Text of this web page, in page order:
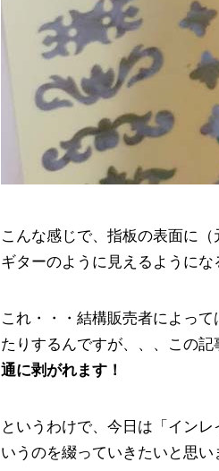
こんな感じで、指板の表面に
ギターのように見えるようにな
これ・・・結構販売者によっ
たりするんですが、、、この記
通に剥がれます！
というわけで、今日は「イン
いうのを綴っていきたいと思い